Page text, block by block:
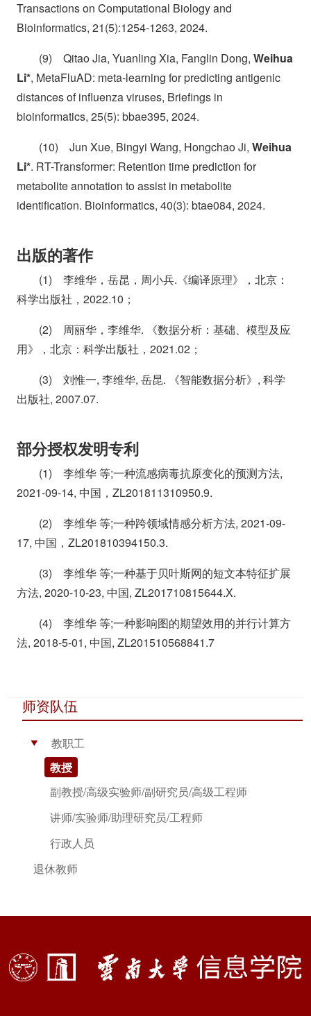
Transactions on Computational Biology and
Bioinformatics, 21(5):1254-1263, 2024.
(9) Qitao Jia, Yuanling Xia, Fanglin Dong, Weihua
Li*, MetaFluAD: meta-learning for predicting antigenic
distances of influenza viruses, Briefings in
bioinformatics, 25(5): bbae395, 2024.
(10) Jun Xue, Bingyi Wang, Hongchao Ji, Weihua
Li*. RT-Transformer: Retention time prediction for
metabolite annotation to assist in metabolite
identification. Bioinformatics, 40(3): btae084, 2024.
出版的著作
(1) 李维华，岳昆，周小兵.《编译原理》，北京：
科学出版社，2022.10；
(2) 周丽华，李维华. 《数据分析：基础、模型及应
用》，北京：科学出版社，2021.02；
(3) 刘惟一, 李维华, 岳昆. 《智能数据分析》, 科学
出版社, 2007.07.
部分授权发明专利
(1) 李维华 等;一种流感病毒抗原变化的预测方法,
2021-09-14, 中国，ZL201811310950.9.
(2) 李维华 等;一种跨领域情感分析方法, 2021-09-
17, 中国，ZL201810394150.3.
(3) 李维华 等;一种基于贝叶斯网的短文本特征扩展
方法, 2020-10-23, 中国, ZL201710815644.X.
(4) 李维华 等;一种影响图的期望效用的并行计算方
法, 2018-5-01, 中国, ZL201510568841.7
师资队伍
▶
教职工
教授
副教授/高级实验师/副研究员/高级工程师
讲师/实验师/助理研究员/工程师
行政人员
退休教师